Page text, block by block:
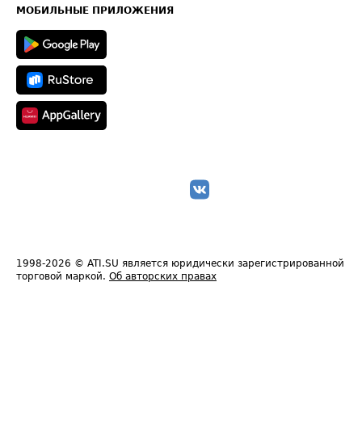
Техническая информация
МОБИЛЬНЫЕ ПРИЛОЖЕНИЯ
1998-2026 © ATI.SU является юридически зарегистрированной
торговой маркой. Об авторских правах